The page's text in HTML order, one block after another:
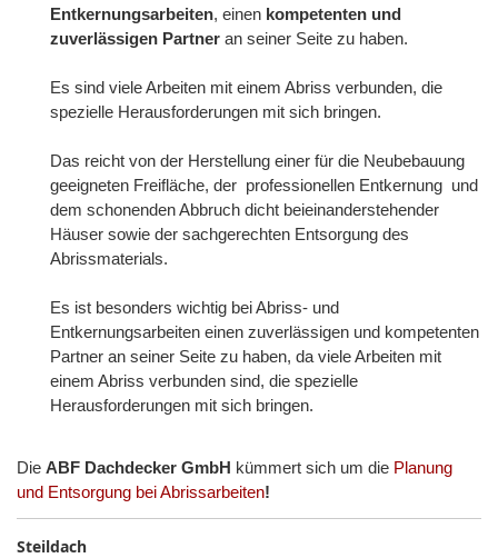
Entkernungsarbeiten, einen kompetenten und
zuverlässigen Partner an seiner Seite zu haben.
Es sind viele Arbeiten mit einem Abriss verbunden, die
spezielle Herausforderungen mit sich bringen.
Das reicht von der Herstellung einer für die Neubebauung
geeigneten Freifläche, der professionellen Entkernung und
dem schonenden Abbruch dicht beieinanderstehender
Häuser sowie der sachgerechten Entsorgung des
Abrissmaterials.
Es ist besonders wichtig bei Abriss- und
Entkernungsarbeiten einen zuverlässigen und kompetenten
Partner an seiner Seite zu haben, da viele Arbeiten mit
einem Abriss verbunden sind, die spezielle
Herausforderungen mit sich bringen.
Die ABF Dachdecker GmbH kümmert sich um die Planung
und Entsorgung bei Abrissarbeiten!
Steildach